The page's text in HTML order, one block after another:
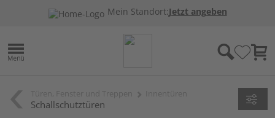
Mein Standort:Jetzt angeben
Schallschutztüren